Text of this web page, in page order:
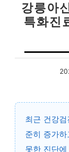
강릉아
특화진
최근 건강
준히 증가
못한 진단